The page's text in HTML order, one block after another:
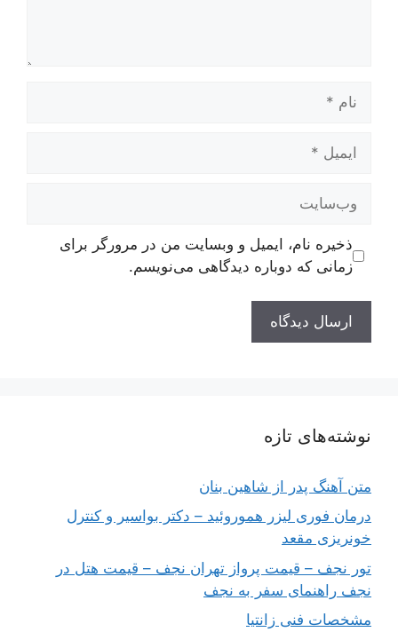
ایمیل
وب‌سایت
ذخیره نام، ایمیل و وبسایت من در مرورگر برای
زمانی که دوباره دیدگاهی می‌نویسم.
نوشته‌های تازه
متن آهنگ پدر از شاهین بنان
درمان فوری لیزر هموروئید – دکتر بواسیر و کنترل
خونریزی مقعد
تور نجف – قیمت پرواز تهران نجف – قیمت هتل در
نجف راهنمای سفر به نجف
مشخصات فنی زانتیا